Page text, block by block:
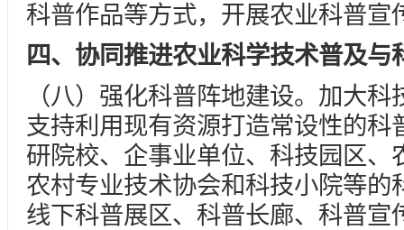
科普作品等方式，开展农业科普宣
四、协同推进农业科学技术普及与
（八）强化科普阵地建设。加大
支持利用现有资源打造常设性的科
研院校、企事业单位、科技园区、
农村专业技术协会和科技小院等的
线下科普展区、科普长廊、科普宣